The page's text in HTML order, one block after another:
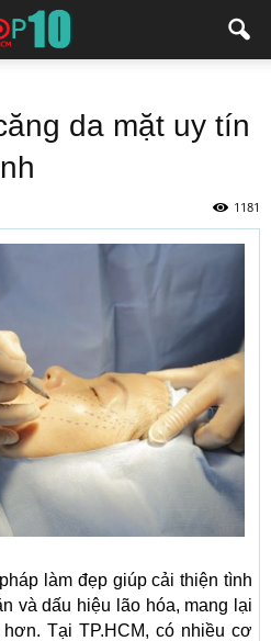
da mặt uy tín
1181
làm đẹp giúp cải thiện tình
và dấu hiệu lão hóa, mang lại
Tại TP.HCM, có nhiều cơ